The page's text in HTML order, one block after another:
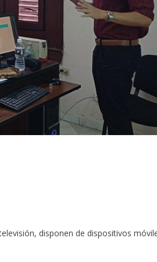
disponen de dispositivos